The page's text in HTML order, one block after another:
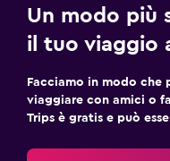
Un modo più
il tuo viaggio
Facciamo in modo che
viaggiare con amici o
Trips è gratis e può